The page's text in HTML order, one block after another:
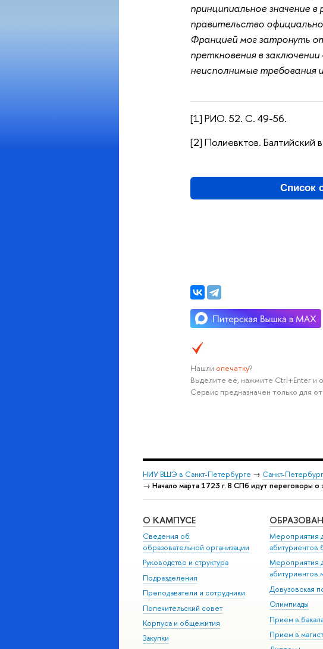
принципиальное значение
правительство
Францией мог затронуть
преткновения в
неисполнимые требования
[1] РИО. 52. С. 49-56.
[2] Полиевктов. Балтийский
Список
Нашли опечатку?
Выделите её, нажмите Ctrl+Enter и
Сервис предназначен только для
НИУ ВШЭ в Санкт-Петербурге → Санкт-
→ Начало марта 1723 г. В СПб идут переговоры
О КАМПУСЕ
Сведения об
образовательной организации
Руководство и структура
Подразделения
Преподаватели и сотрудники
Попечительский совет
Корпуса и общежития
Закупки
Мероприятия
абитуриентов
Мероприятия
абитуриентов
Довузовская
Олимпиады
Прием в
Прием в